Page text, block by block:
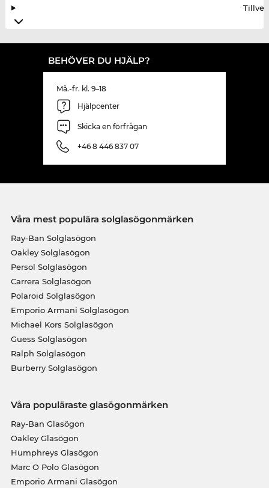
BEHÖVER DU HJÄLP?
Må.-fr. kl. 9–18
Hjälpcenter
Skicka en förfrågan
+46 8 446 837 07
Våra mest populära solglasögonmärken
Ray-Ban Solglasögon
Oakley Solglasögon
Persol Solglasögon
Carrera Solglasögon
Polaroid Solglasögon
Emporio Armani Solglasögon
Michael Kors Solglasögon
Guess Solglasögon
Ralph Solglasögon
Burberry Solglasögon
Våra populäraste glasögonmärken
Ray-Ban Glasögon
Oakley Glasögon
Humphreys Glasögon
Marc O Polo Glasögon
Emporio Armani Glasögon